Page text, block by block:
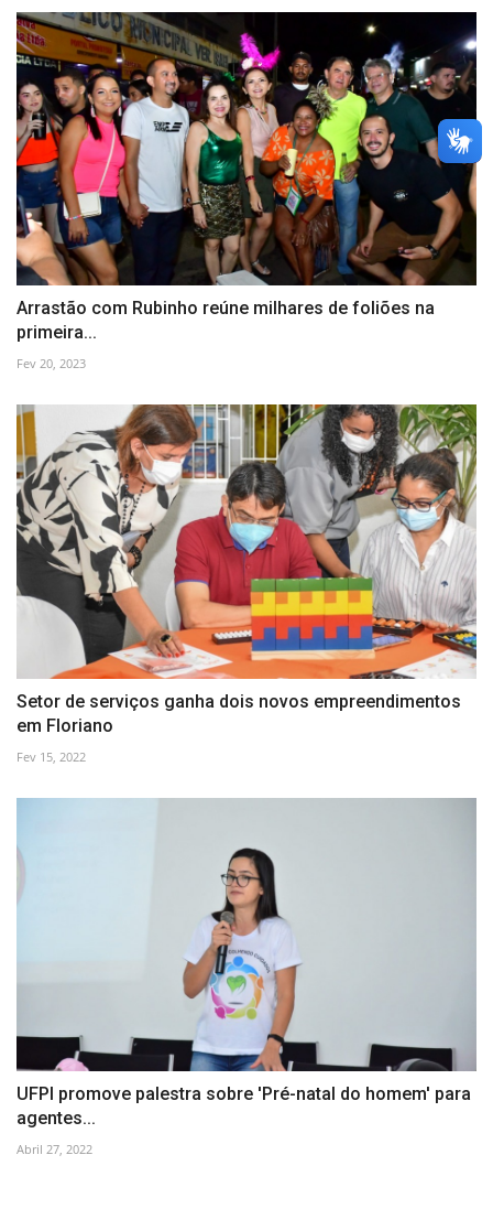
Arrastão com Rubinho reúne milhares de foliões na
primeira...
Fev 20, 2023
Setor de serviços ganha dois novos empreendimentos
em Floriano
Fev 15, 2022
UFPI promove palestra sobre 'Pré-natal do homem' para
agentes...
Abril 27, 2022